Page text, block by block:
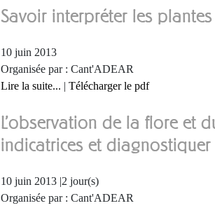
Savoir interpréter les
10 juin 2013
Organisée par : Cant'ADEAR
Lire la suite... | Télécharger le pdf
L'observation de la flore et
indicatrices et diagnostiquer
10 juin 2013 |2 jour(s)
Organisée par : Cant'ADEAR